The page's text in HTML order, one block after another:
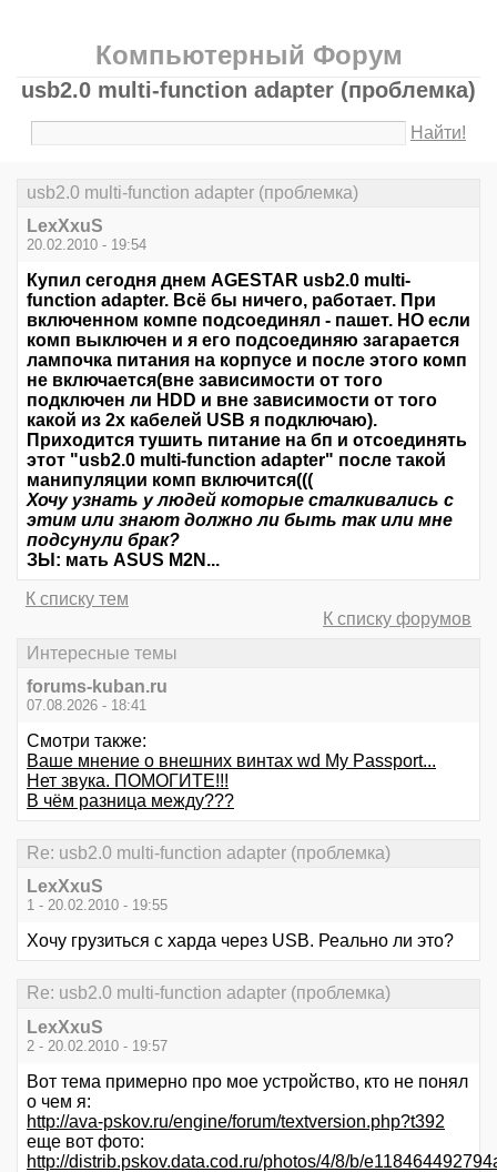
Компьютерный Форум
usb2.0 multi-function adapter (проблемка)
Найти!
usb2.0 multi-function adapter (проблемка)
LexXxuS
20.02.2010 - 19:54
Купил сегодня днем AGESTAR usb2.0 multi-
function adapter. Всё бы ничего, работает. При
включенном компе подсоединял - пашет. НО если
комп выключен и я его подсоединяю загарается
лампочка питания на корпусе и после этого комп
не включается(вне зависимости от того
подключен ли HDD и вне зависимости от того
какой из 2х кабелей USB я подключаю).
Приходится тушить питание на бп и отсоединять
этот "usb2.0 multi-function adapter" после такой
манипуляции комп включится(((
Хочу узнать у людей которые сталкивались с
этим или знают должно ли быть так или мне
подсунули брак?
ЗЫ: мать ASUS M2N...
К списку тем
К списку форумов
Интересные темы
forums-kuban.ru
07.08.2026 - 18:41
Смотри также:
Ваше мнение о внешних винтах wd My Passport...
Нет звука. ПОМОГИТЕ!!!
В чём разница между???
Re: usb2.0 multi-function adapter (проблемка)
LexXxuS
1 - 20.02.2010 - 19:55
Хочу грузиться с харда через USB. Реально ли это?
Re: usb2.0 multi-function adapter (проблемка)
LexXxuS
2 - 20.02.2010 - 19:57
Вот тема примерно про мое устройство, кто не понял
о чем я:
http://ava-pskov.ru/engine/forum/textversion.php?t392
еще вот фото:
http://distrib.pskov.data.cod.ru/photos/4/8/b/